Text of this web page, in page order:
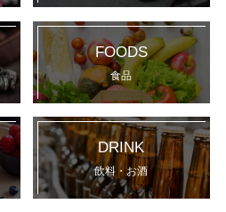
FOODS
食品
DRINK
飲料・お酒